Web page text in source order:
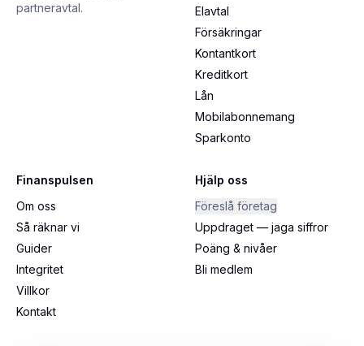
partneravtal.
Elavtal
Försäkringar
Kontantkort
Kreditkort
Lån
Mobilabonnemang
Sparkonto
Finanspulsen
Om oss
Så räknar vi
Guider
Integritet
Villkor
Kontakt
Hjälp oss
Föreslå företag
Uppdraget — jaga siffror
Poäng & nivåer
Bli medlem